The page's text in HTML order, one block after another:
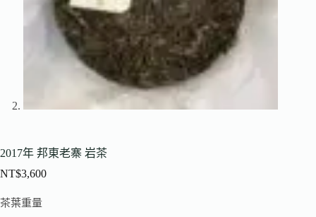
2017年 邦東老寨 岩茶
NT$3,600
茶葉重量